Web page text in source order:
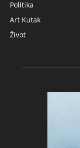
Politika
Art Kutak
Život